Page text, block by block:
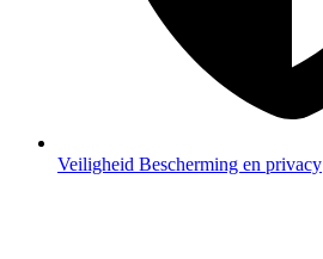
Veiligheid Bescherming en privacy